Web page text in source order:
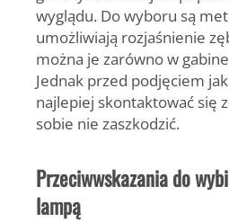
wyglądu. Do wyboru są
umożliwiają rozjaśnienie
można je zarówno w
Jednak przed podjęciem
najlepiej skontaktować się
sobie nie zaszkodzić.
Przeciwwskazania do
lampą